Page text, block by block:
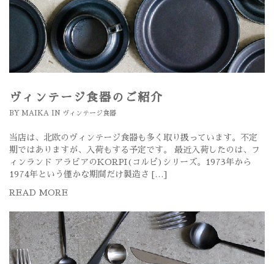
ヴィンテージ食器のご紹介
BY MAIKA IN ヴィンテージ食器
当店は、北欧のヴィンテージ食器も多く取り扱っています。不定
期ではありますが、入荷もする予定です。 最近入荷したのは、フ
ィンランド アラビアのKORPI(コルピ)シリーズ。1973年から
1974年という僅かな期間だけ製造さ […]
READ MORE